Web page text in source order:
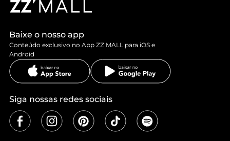
Baixe o nosso app
Conteúdo exclusivo no App ZZ MALL para iOS e
Android
Siga nossas redes sociais